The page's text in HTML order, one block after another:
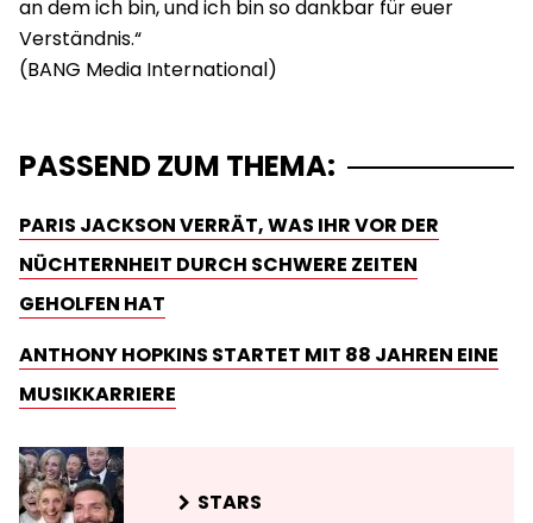
an dem ich bin, und ich bin so dankbar für euer
Verständnis.“
PASSEND ZUM THEMA:
PARIS JACKSON VERRÄT, WAS IHR VOR DER
NÜCHTERNHEIT DURCH SCHWERE ZEITEN
GEHOLFEN HAT
ANTHONY HOPKINS STARTET MIT 88 JAHREN EINE
MUSIKKARRIERE
STARS